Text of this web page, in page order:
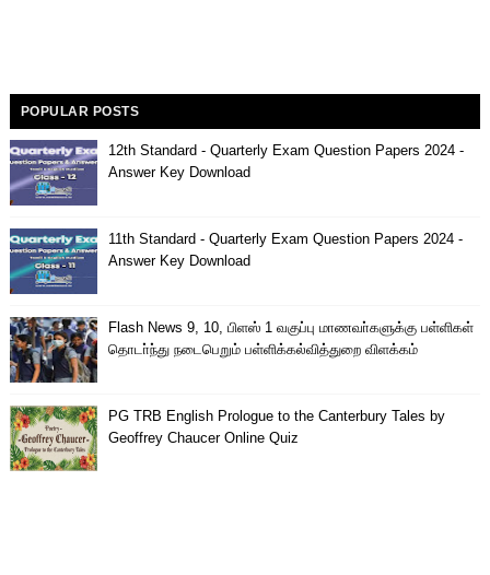
POPULAR POSTS
12th Standard - Quarterly Exam Question Papers 2024 -
Answer Key Download
11th Standard - Quarterly Exam Question Papers 2024 -
Answer Key Download
Flash News 9, 10, பிளஸ் 1 வகுப்பு மாணவா்களுக்கு பள்ளிகள்
தொடா்ந்து நடைபெறும் பள்ளிக்கல்வித்துறை விளக்கம்
PG TRB English Prologue to the Canterbury Tales by
Geoffrey Chaucer Online Quiz